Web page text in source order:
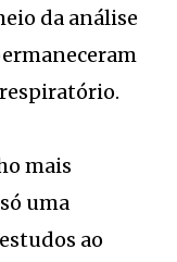
da análise
mais
uma
ao